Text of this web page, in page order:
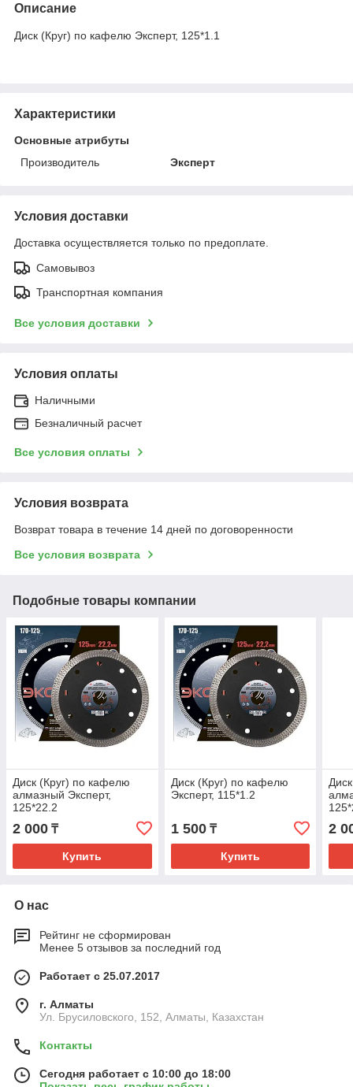
Описание
Диск (Круг) по кафелю Эксперт, 125*1.1
Характеристики
Основные атрибуты
Производитель
Эксперт
Условия доставки
Доставка осуществляется только по предоплате.
Самовывоз
Транспортная компания
Все условия доставки
Условия оплаты
Наличными
Безналичный расчет
Все условия оплаты
Условия возврата
Возврат товара в течение 14 дней по договоренности
Все условия возврата
Подобные товары компании
Диск (Круг) по кафелю
алмазный Эксперт,
125*22.2
2 000 ₸
Купить
Диск (Круг) по кафелю
Эксперт, 115*1.2
1 500₸
Купить
2
О нас
Рейтинг не сформирован
Менее 5 отзывов за последний год
Работает с 25.07.2017
г. Алматы
Ул. Брусиловского, 152, Алматы, Казахстан
Контакты
Сегодня работает с 10:00 до 18:00